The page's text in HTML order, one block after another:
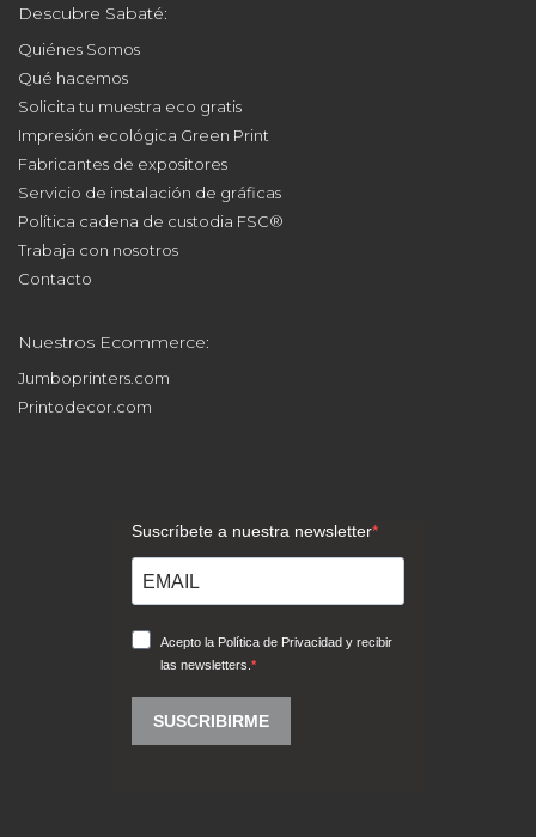
Descubre Sabaté:
Quiénes Somos
Qué hacemos
Solicita tu muestra eco gratis
Impresión ecológica Green Print
Fabricantes de expositores
Servicio de instalación de gráficas
Política cadena de custodia FSC®
Trabaja con nosotros
Contacto
Nuestros Ecommerce:
Jumboprinters.com
Printodecor.com